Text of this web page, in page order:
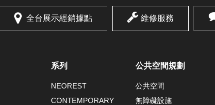
全台展示經銷據點 維修服務
系列
NEOREST
CONTEMPORARY
公共空間規劃
公共空間
無障礙設施